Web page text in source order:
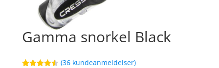
Gamma snorkel Black
(36 kundeanmeldelser)